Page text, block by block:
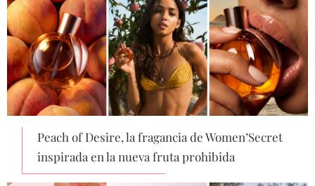
Peach of Desire, la fragancia de Women’Secret
inspirada en la nueva fruta prohibida